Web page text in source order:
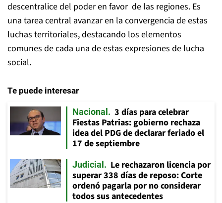
descentralice del poder en favor de las regiones. Es
una tarea central avanzar en la convergencia de estas
luchas territoriales, destacando los elementos
comunes de cada una de estas expresiones de lucha
social.
Te puede interesar
Nacional
3 días para celebrar
Fiestas Patrias: gobierno rechaza
idea del PDG de declarar feriado el
17 de septiembre
Judicial
Le rechazaron licencia por
superar 338 días de reposo: Corte
ordenó pagarla por no considerar
todos sus antecedentes